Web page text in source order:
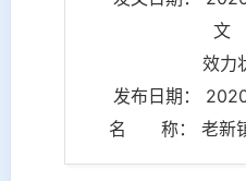
文
效力
发布日期：